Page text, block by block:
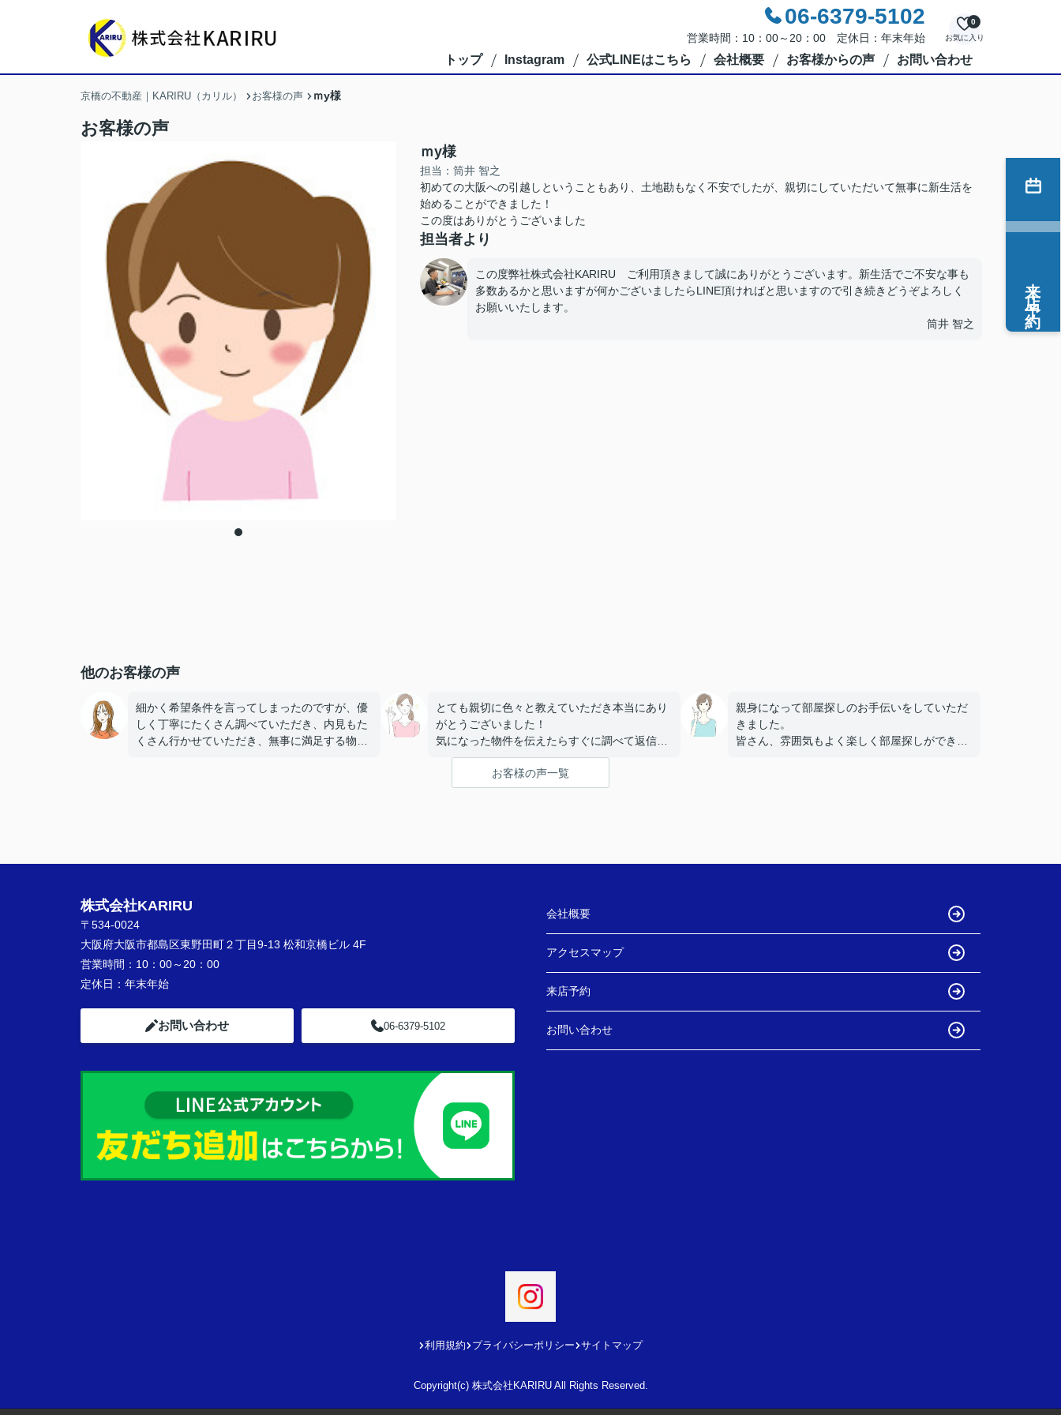
06-6379-5102
営業時間：10：00～20：00 定休日：年末年始 お気に入り
0
トップ Instagram 公式LINEはこちら 会社概要 お客様からの声 お問い合わせ
京橋の不動産｜KARIRU（カリル） お客様の声 ｍy様
お客様の声
ｍy様
担当：筒井 智之
初めての大阪への引越しということもあり、土地勘もなく不安でしたが、親切にしていただいて無事に新生活を
始めることができました！
この度はありがとうございました
担当者より
この度弊社株式会社KARIRU ご利用頂きまして誠にありがとうございます。新生活でご不安な事も
多数あるかと思いますが何かございましたらLINE頂ければと思いますので引き続きどうぞよろしく
お願いいたします。
筒井 智之
他のお客様の声
細かく希望条件を言ってしまったのですが、優
しく丁寧にたくさん調べていただき、内見もた
くさん行かせていただき、無事に満足する物件
とても親切に色々と教えていただき本当にあり
がとうございました！
気になった物件を伝えたらすぐに調べて返信も
らえたりとにかく対応が早くてストレスなく部
屋探しできました。
親身になって部屋探しのお手伝いをしていただ
きました。
皆さん、雰囲気もよく楽しく部屋探しができま
お客様の声一覧
来店予約
株式会社KARIRU
〒534-0024
大阪府大阪市都島区東野田町２丁目9-13 松和京橋ビル 4F
営業時間： 10：00～20：00
定休日： 年末年始
お問い合わせ 06-6379-5102
会社概要
アクセスマップ
来店予約
お問い合わせ
利用規約 プライバシーポリシー サイトマップ
Copyright(c) 株式会社KARIRU All Rights Reserved.